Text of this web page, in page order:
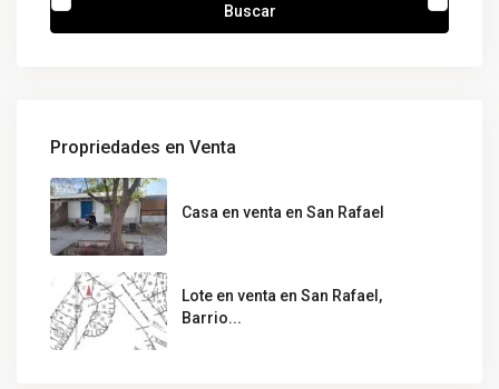
Buscar
Propriedades en Venta
Casa en venta en San Rafael
Lote en venta en San Rafael,
Barrio...